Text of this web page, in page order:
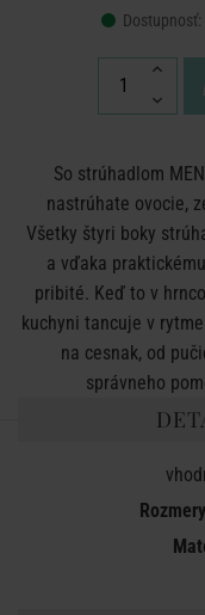
Dostupnosť:
So strúhadlom
nastrúhate ovocie,
Všetky štyri boky
a vďaka
pribité. Keď to v
kuchyni tancuje v
na cesnak, od
správneho